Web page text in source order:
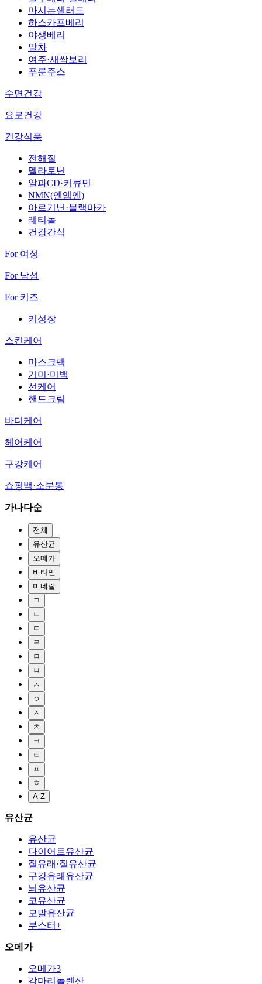
마시는샐러드
하스카프베리
야생베리
말차
여주·새싹보리
푸룬주스
수면건강
요로건강
건강식품
전해질
멜라토닌
알파CD·커큐민
NMN(엔엠엔)
아르기닌·블랙마카
레티놀
건강간식
For 여성
For 남성
For 키즈
키성장
스킨케어
마스크팩
기미·미백
선케어
핸드크림
바디케어
헤어케어
구강케어
쇼핑백·소분통
가나다순
전체
유산균
오메가
비타민
미네랄
ㄱ
ㄴ
ㄷ
ㄹ
ㅁ
ㅂ
ㅅ
ㅇ
ㅈ
ㅊ
ㅋ
ㅌ
ㅍ
ㅎ
A-Z
유산균
유산균
다이어트유산균
질유래·질유산균
구강유래유산균
뇌유산균
코유산균
모발유산균
부스터+
오메가
오메가3
감마리놀렌산